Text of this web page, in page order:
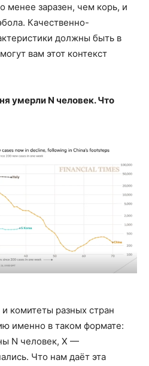
менее заразен, чем корь, и
Качественно-
должны быть в
вам этот контекст
умерли N человек. Что
комитеты разных стран
именно в таком формате:
N человек, X —
Что нам даёт эта